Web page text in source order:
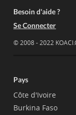
Besoin d'aide ?
Se Connecter
© 2008 - 2022
Pays
Côte d'Ivoire
Burkina Faso